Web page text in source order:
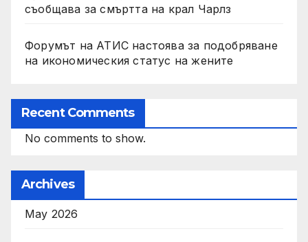
съобщава за смъртта на крал Чарлз
Форумът на АТИС настоява за подобряване
на икономическия статус на жените
Recent Comments
No comments to show.
Archives
May 2026